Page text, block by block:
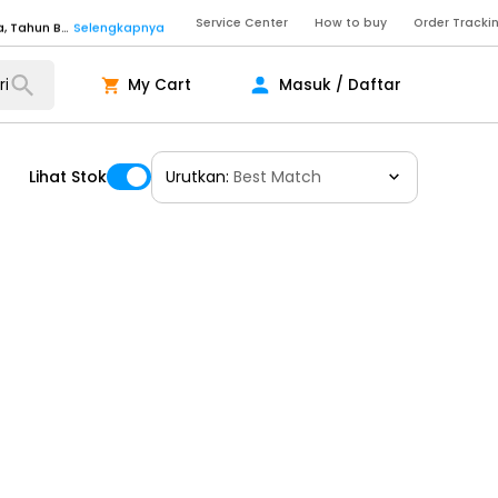
Selengkapnya
Service Center How to buy Order
My Cart Masuk / Daftar
Lihat Stok Urutkan: Best Match